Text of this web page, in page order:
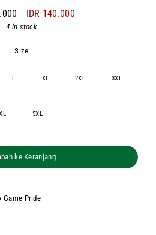
Regular
price
Sale
price
IDR 140.000
4 in stock
Size
L XL 2XL 3XL
5XL
ke Keranjang
Game Pride